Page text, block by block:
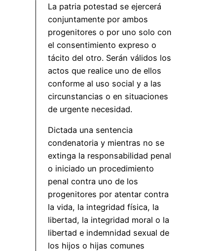
La patria potestad se ejercerá
conjuntamente por ambos
progenitores o por uno solo con
el consentimiento expreso o
tácito del otro. Serán válidos los
actos que realice uno de ellos
conforme al uso social y a las
circunstancias o en situaciones
de urgente necesidad.
Dictada una sentencia
condenatoria y mientras no se
extinga la responsabilidad penal
o iniciado un procedimiento
penal contra uno de los
progenitores por atentar contra
la vida, la integridad física, la
libertad, la integridad moral o la
libertad e indemnidad sexual de
los hijos o hijas comunes